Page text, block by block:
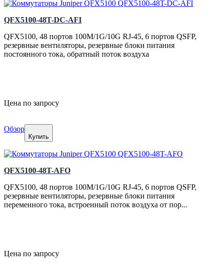
QFX5100-48T-DC-AFI
QFX5100, 48 портов 100M/1G/10G RJ-45, 6 портов QSFP,
резервные вентиляторы, резервные блоки питания
постоянного тока, обратный поток воздуха
Цена по запросу
Обзор
Купить
QFX5100-48T-AFO
QFX5100, 48 портов 100M/1G/10G RJ-45, 6 портов QSFP,
резервные вентиляторы, резервные блоки питания
переменного тока, встроенный поток воздуха от пор...
Цена по запросу